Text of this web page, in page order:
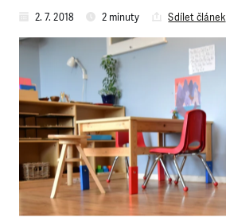
2. 7. 2018 2 minuty Sdílet článek